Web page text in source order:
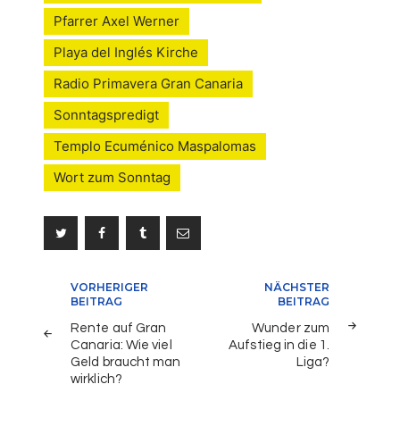
Pfarrer Axel Werner
Playa del Inglés Kirche
Radio Primavera Gran Canaria
Sonntagspredigt
Templo Ecuménico Maspalomas
Wort zum Sonntag
Beitragsnavigation
VORHERIGER
BEITRAG
Rente auf Gran
Canaria: Wie viel
Geld braucht man
wirklich?
NÄCHSTER
BEITRAG
Wunder zum
Aufstieg in die 1.
Liga?